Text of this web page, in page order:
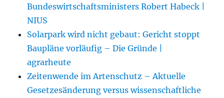
Bundeswirtschaftsministers Robert Habeck |
NIUS
Solarpark wird nicht gebaut: Gericht stoppt
Baupläne vorläufig – Die Gründe |
agrarheute
Zeitenwende im Artenschutz – Aktuelle
Gesetzesänderung versus wissenschaftliche